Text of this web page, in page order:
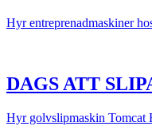
Hyr entreprenadmaskiner
DAGS ATT
Hyr golvslipmaskin Tomcat